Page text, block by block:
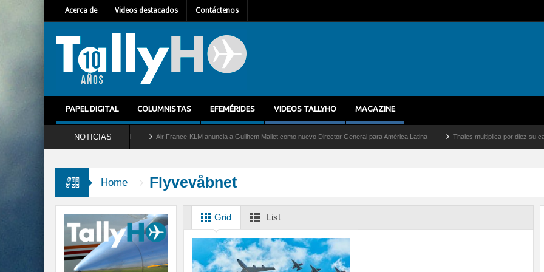
Acerca de Videos destacados Contáctenos
PAPEL DIGITAL COLUMNISTAS EFEMÉRIDES VIDEOS TALLYHO MAGAZINE
NOTICIAS
del servicio al C-2 Greyhound Air France-KLM anuncia a Guilhem Mallet como nuevo Director General para América Latina Thales multiplica por diez su
Home Flyvevåbnet
Grid List